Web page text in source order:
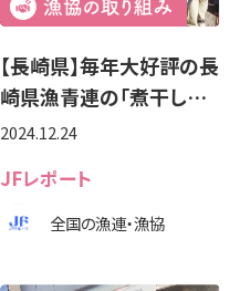
【長崎県】毎年大好評の長
崎県漁青連の「煮干し…
2024.12.24
JFレポート
全国の漁連・漁協